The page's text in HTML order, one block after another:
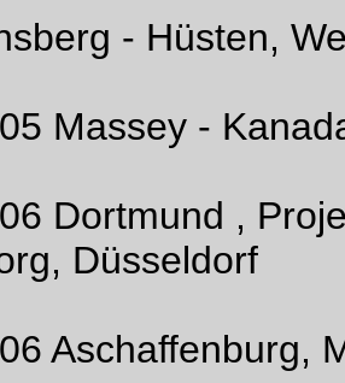
- Hüsten,
- Kanada,
,
Düsseldorf